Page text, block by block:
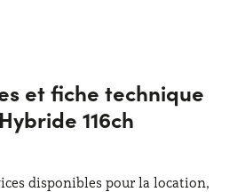
et fiche technique
116ch
disponibles pour la location,